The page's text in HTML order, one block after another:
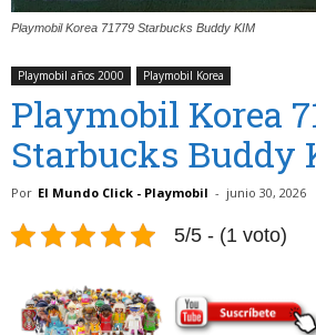
Playmobil Korea 71779 Starbucks Buddy KIM
Playmobil años 2000 Playmobil Korea
Playmobil Korea
Starbucks Buddy
Por El Mundo Click - Playmobil - junio 30, 2026
5/5 - (1 voto)